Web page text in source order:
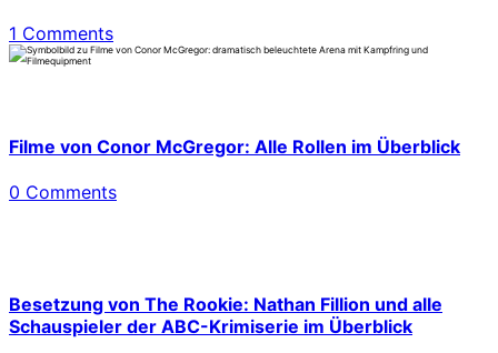
1 Comments
Filme von Conor McGregor: Alle Rollen im Überblick
0 Comments
Besetzung von The Rookie: Nathan Fillion und alle
Schauspieler der ABC-Krimiserie im Überblick